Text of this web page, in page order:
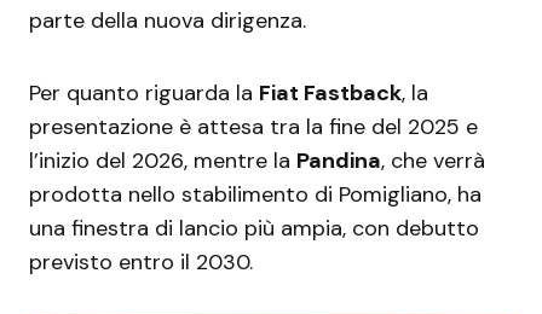
parte della nuova dirigenza.
Per quanto riguarda la Fiat Fastback, la
presentazione è attesa tra la fine del 2025 e
l’inizio del 2026, mentre la Pandina, che verrà
prodotta nello stabilimento di Pomigliano, ha
una finestra di lancio più ampia, con debutto
previsto entro il 2030.